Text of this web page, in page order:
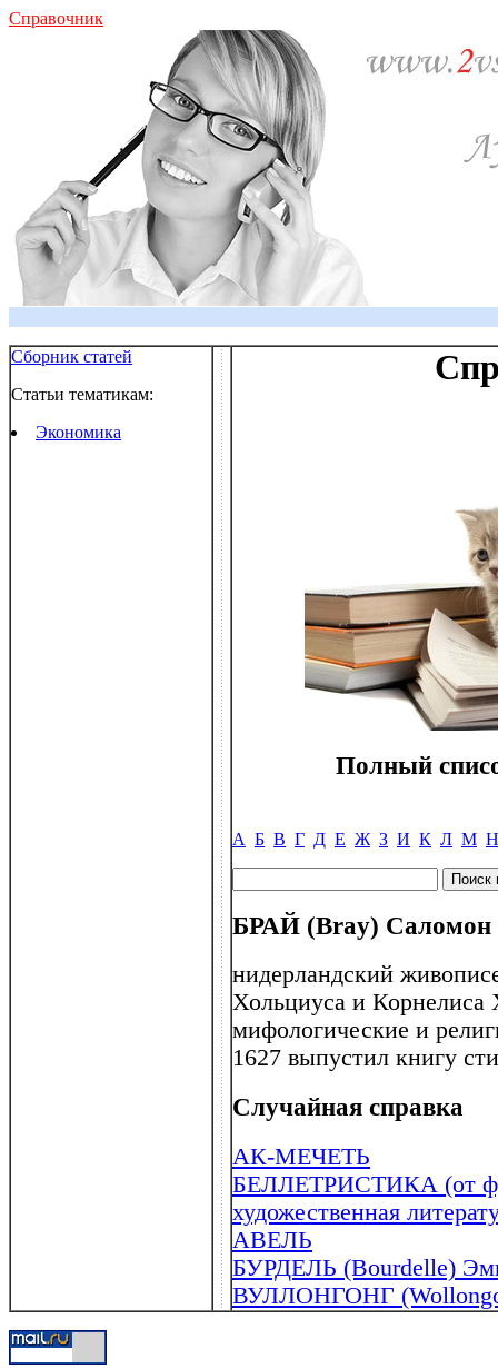
Справочник
Сборник статей
Статьи тематикам:
Экономика
Полный
А Б В Г Д Е Ж З И К Л М Н
БРАЙ (Bray) Саломон
нидерландский
Хольциуса и Корнелиса
мифологические и
1627 выпустил книгу
Случайная справка
АК-МЕЧЕТЬ
БЕЛЛЕТРИСТИКА (от
художественная
АВЕЛЬ
БУРДЕЛЬ (Bourdelle)
ВУЛЛОНГОНГ